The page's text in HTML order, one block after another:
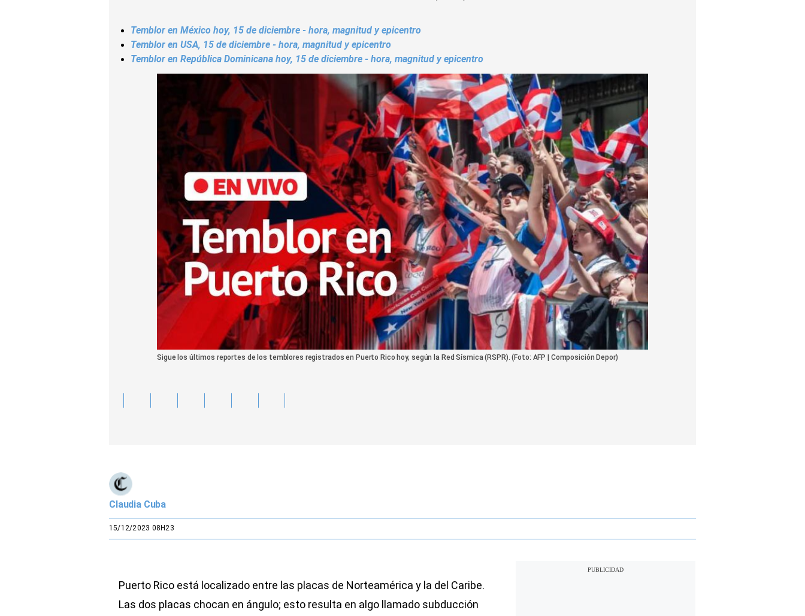
Temblor en México hoy, 15 de diciembre - hora, magnitud y epicentro
Temblor en USA, 15 de diciembre - hora, magnitud y epicentro
Temblor en República Dominicana hoy, 15 de diciembre - hora, magnitud y epicentro
Sigue los últimos reportes de los temblores registrados en Puerto Rico hoy, según la Red Sísmica (RSPR). (Foto: AFP | Composición Depor)
Claudia Cuba
15/12/2023 08H23
Puerto Rico está localizado entre las placas de Norteamérica y la del Caribe.
Las dos placas chocan en ángulo; esto resulta en algo llamado subducción